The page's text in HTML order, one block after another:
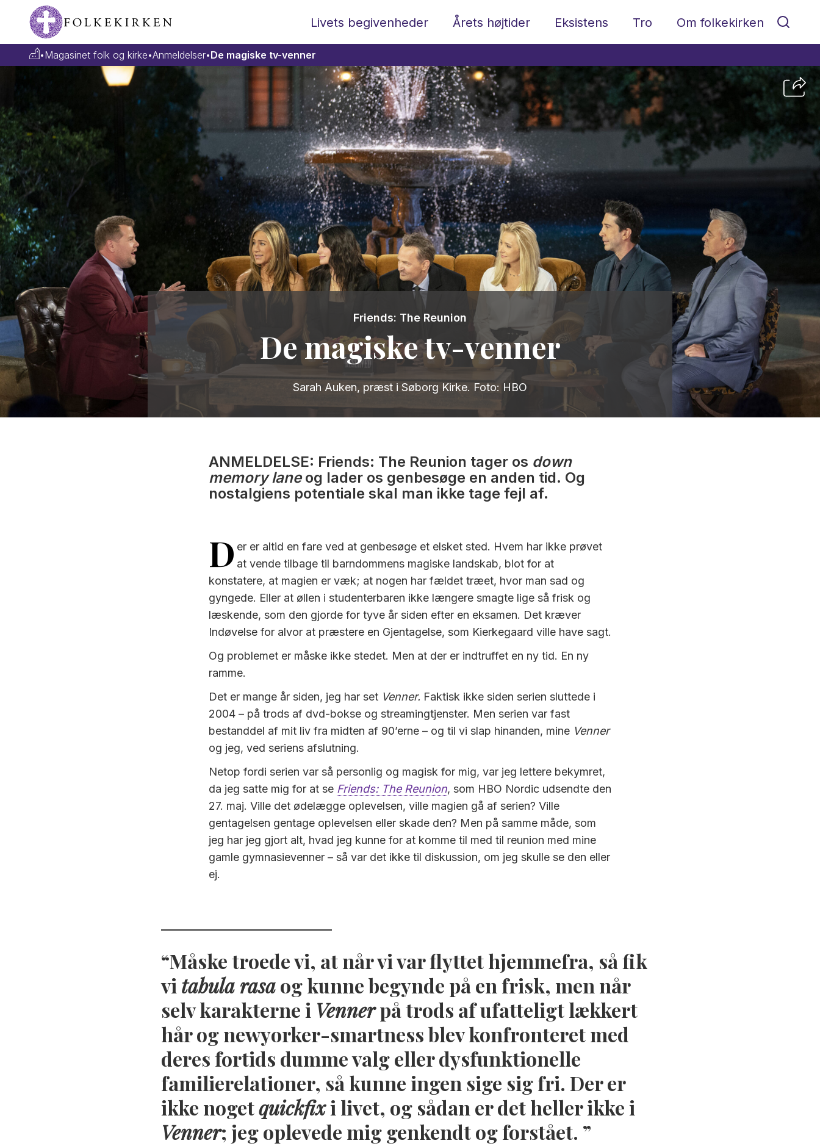
Livets begivenheder Årets højtider Eksistens Tro Om folkekirken
•Magasinet folk og kirke•Anmeldelser•De magiske tv-venner
De magiske tv-venner
Friends: The Reunion
Sarah Auken, præst i Søborg Kirke. Foto: HBO
ANMELDELSE: Friends: The Reunion tager os down
memory laneog lader os genbesøge en anden tid. Og
nostalgiens potentiale skal man ikke tage fejl af.
D er er altid en fare ved at genbesøge et elsket sted. Hvem har ikke prøvet
at vende tilbage til barndommens magiske landskab, blot for at
konstatere, at magien er væk; at nogen har fældet træet, hvor man sad og
gyngede. Eller at øllen i studenterbaren ikke længere smagte lige så frisk og
læskende, som den gjorde for tyve år siden efter en eksamen. Det kræver
Indøvelse for alvor at præstere en Gjentagelse, som Kierkegaard ville have sagt.
Og problemet er måske ikke stedet. Men at der er indtruffet en ny tid. En ny
ramme.
Det er mange år siden, jeg har set Venner. Faktisk ikke siden serien sluttede i
2004 ­– på trods af dvd-bokse og streamingtjenster. Men serien var fast
bestanddel af mit liv fra midten af 90’erne – og til vi slap hinanden, mine Venner
og jeg, ved seriens afslutning.
Netop fordi serien var så personlig og magisk for mig, var jeg lettere bekymret,
da jeg satte mig for at se Friends: The Reunion, som HBO Nordic udsendte den
27. maj. Ville det ødelægge oplevelsen, ville magien gå af serien? Ville
gentagelsen gentage oplevelsen eller skade den? Men på samme måde, som
jeg har jeg gjort alt, hvad jeg kunne for at komme til med til reunion med mine
gamle gymnasievenner – så var det ikke til diskussion, om jeg skulle se den eller
ej.
Måske troede vi, at når vi var flyttet hjemmefra, så fik
vi tabula rasaog kunne begynde på en frisk, men når
selv karakterne i Vennerpå trods af ufatteligt lækkert
hår og newyorker-smartness blev konfronteret med
deres fortids dumme valg eller dysfunktionelle
familierelationer, så kunne ingen sige sig fri. Der er
ikke nogetquickfixi livet, og sådan er det heller ikke i
Venner; jeg oplevede mig genkendt og forstået.